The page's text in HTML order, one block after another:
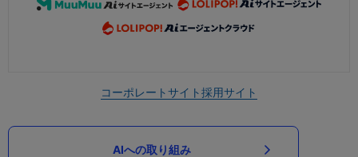
コーポレートサイト採用サイト
AIへの取り組み